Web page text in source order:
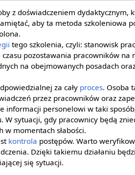
z doświadczeniem dydaktycznym,
aby ta metoda szkoleniowa
tego szkolenia, czyli: stanowisk
pozostawania pracowników na
na obejmowanych posadach
za cały proces. Osoba
przez pracowników oraz
informacji personelowi w taki
sytuacji, gdy pracownicy będą
w momentach słabości.
kontrola postępów. Warto
Dzięki takiemu działaniu
się sytuacji.